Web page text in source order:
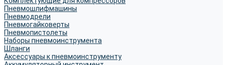
Пневмошлифмашины
Пневмодрели
Пневмогайковерты
Пневмопистолеты
Наборы пневмоинструмента
Шланги
Аксессуары к пневмоинструменту